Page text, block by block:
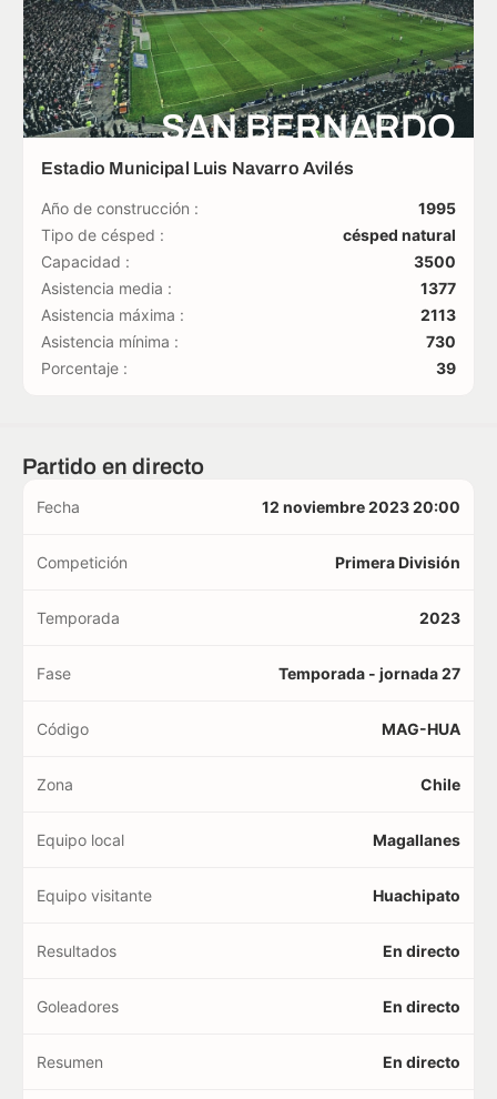
SAN BERNARDO
Estadio Municipal Luis Navarro Avilés
Año de construcción :
1995
Tipo de césped :
césped natural
Capacidad :
3500
Asistencia media :
1377
Asistencia máxima :
2113
Asistencia mínima :
730
Porcentaje :
39
Partido en directo
Fecha 12 noviembre 2023 20:00
Competición Primera División
Temporada 2023
Fase Temporada - jornada 27
Código MAG-HUA
Zona Chile
Equipo local Magallanes
Equipo visitante Huachipato
Resultados En directo
Goleadores En directo
Resumen En directo